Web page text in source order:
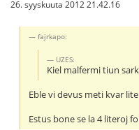
26. syyskuuta 2012 21.42.16
fajrkapo:
UZES:
Kiel malfermi tiun
Eble vi devus meti kvar
Estus bone se la 4 literoj